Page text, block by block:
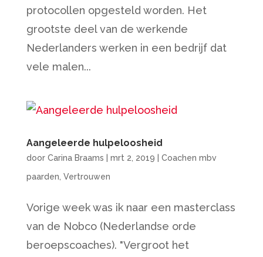
protocollen opgesteld worden. Het
grootste deel van de werkende
Nederlanders werken in een bedrijf dat
vele malen...
Aangeleerde hulpeloosheid
door Carina Braams mrt 2, 2019
Coachen mbv
paarden Vertrouwen
Vorige week was ik naar een masterclass
van de Nobco (Nederlandse orde
beroepscoaches). "Vergroot het